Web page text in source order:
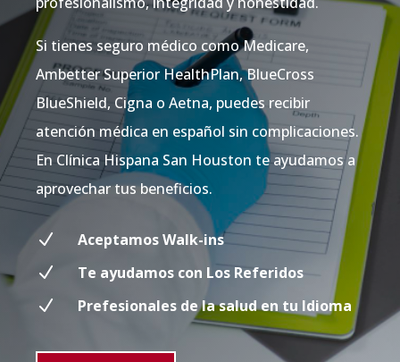
Si tienes seguro médico como Medicare,
Ambetter Superior HealthPlan, BlueCross
BlueShield, Cigna o Aetna, puedes recibir
atención médica en español sin complicaciones.
En Clínica Hispana San Houston te ayudamos a
aprovechar tus beneficios.
N
Aceptamos Walk-ins
N
Te ayudamos con Los Referidos
N
Prefesionales de la salud en tu Idioma